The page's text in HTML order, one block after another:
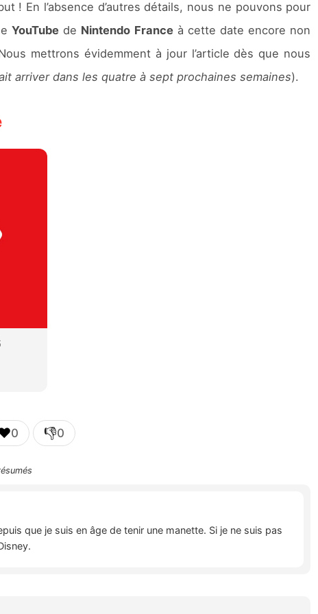
! En l’absence d’autres détails, nous ne pouvons pour
YouTube de Nintendo Franceà cette date encore non
mettrons évidemment à jour l’article dès que nous
arriver dans les quatre à sept prochaines semaines).
0 👎0
que je suis en âge de tenir une manette. Si je ne suis pas